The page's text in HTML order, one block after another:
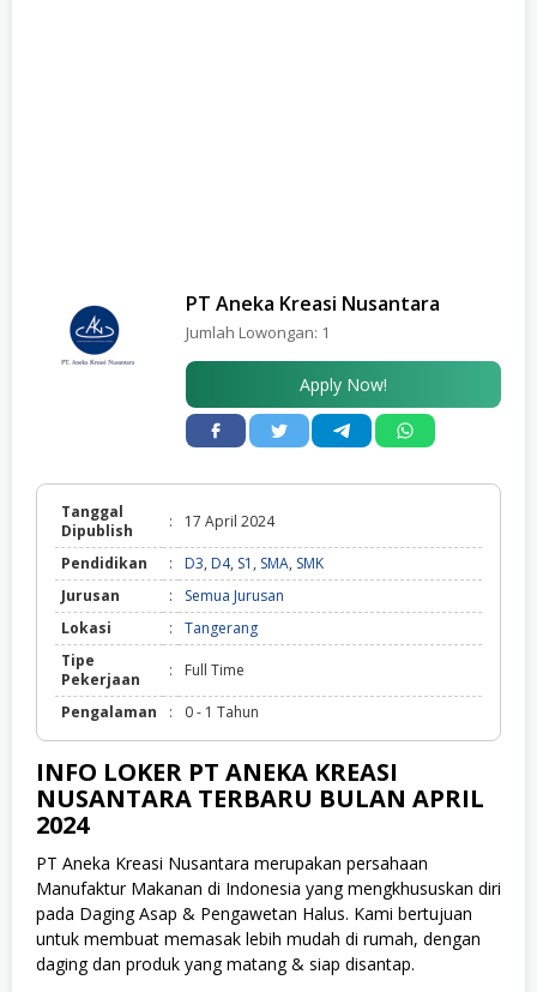
PT Aneka Kreasi Nusantara
Jumlah Lowongan: 1
Apply Now!
Tanggal
Dipublish
: 17 April 2024
Pendidikan : D3, D4, S1 , SMA, SMK
Jurusan
:
Semua Jurusan
Lokasi
:
Tangerang
Tipe
Pekerjaan
: Full Time
Pengalaman : 0 - 1 Tahun
INFO LOKER PT ANEKA KREASI
NUSANTARA TERBARU BULAN APRIL
2024
PT Aneka Kreasi Nusantara merupakan persahaan
Manufaktur Makanan di Indonesia yang mengkhususkan diri
pada Daging Asap & Pengawetan Halus. Kami bertujuan
untuk membuat memasak lebih mudah di rumah, dengan
daging dan produk yang matang & siap disantap.